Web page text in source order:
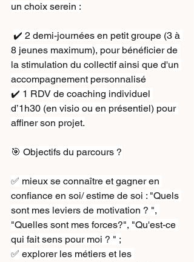
un choix serein :
✔️ 2 demi-journées en petit groupe (3 à
8 jeunes maximum), pour bénéficier de
la stimulation du collectif ainsi que d'un
accompagnement personnalisé
✔️ 1 RDV de coaching individuel
d’1h30 (en visio ou en présentiel) pour
affiner son projet.
🎯 Objectifs du parcours ?
✅ mieux se connaître et gagner en
confiance en soi/ estime de soi : "Quels
sont mes leviers de motivation ? ",
"Quelles sont mes forces?", "Qu'est-ce
qui fait sens pour moi ? " ;
✅ explorer les métiers et les